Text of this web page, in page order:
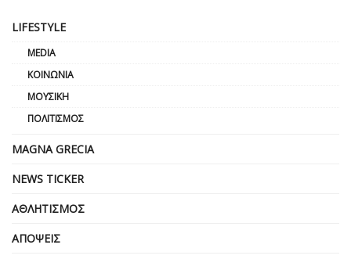
LIFESTYLE
MEDIA
ΚΟΙΝΩΝΊΑ
ΜΟΥΣΙΚΉ
ΠΟΛΙΤΙΣΜΌΣ
MAGNA GRECIA
NEWS TICKER
ΑΘΛΗΤΙΣΜΌΣ
ΑΠΌΨΕΙΣ